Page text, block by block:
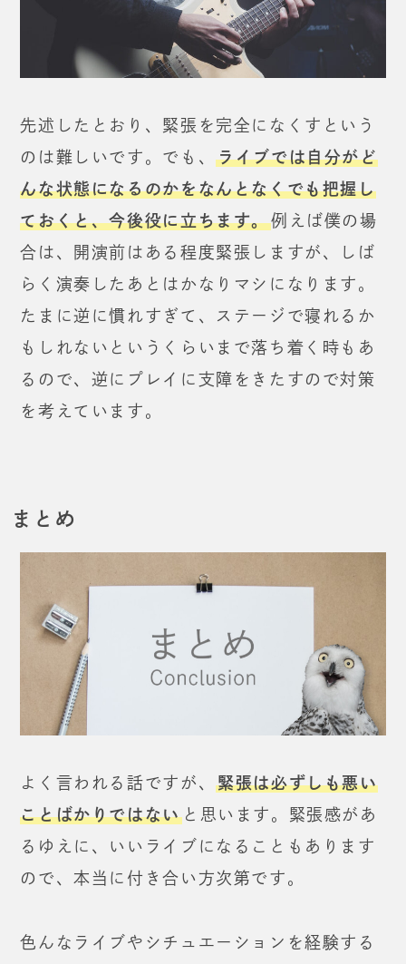
先述したとおり、緊張を完全になくすという
のは難しいです。 でも、ライブでは自分がど
んな状態になるのかをなんとなくでも把握し
ておくと、今後役に立ちます。例えば僕の場
合は、 開演前はある程度緊張しますが、しば
らく演奏したあとはかなりマシになります。
たまに逆に慣れすぎて、ステージで寝れるか
もしれないというくらいまで落ち着く時もあ
るので、逆にプレイに支障をきたすので対策
を考えています。
まとめ
よく言われる話ですが、緊張は必ずしも悪い
ことばかりではないと思います。 緊張感があ
るゆえに、いいライブになることもあります
ので、 本当に付き合い方次第です。
色んなライブやシチュエーションを経験する